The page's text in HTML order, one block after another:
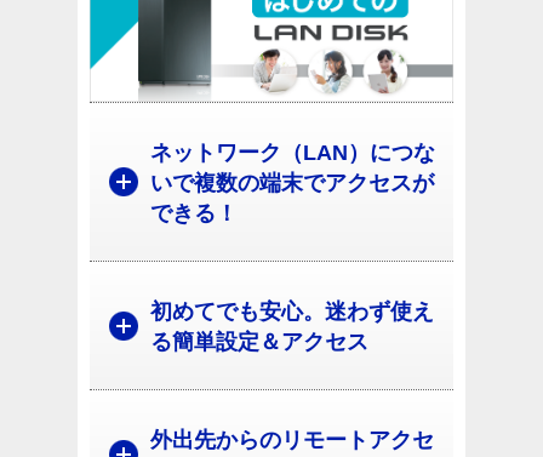
ネットワーク（LAN）につな
いで複数の端末でアクセスが
できる！
初めてでも安心。迷わず使え
る簡単設定＆アクセス
外出先からのリモートアクセ